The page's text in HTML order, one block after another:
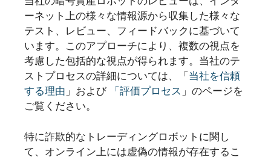
ーネット上の様々な情報源から収集した様々な
テスト、レビュー、フィードバックに基づいて
います。このアプローチにより、複数の視点を
考慮した包括的な視点が得られます。当社のテ
ストプロセスの詳細については、「 当社を信頼
する理由 」および 「評価プロセス 」のページを
ご覧ください。
特に詐欺的なトレーディングロボットに関し
て、オンライン上には虚偽の情報が存在するこ